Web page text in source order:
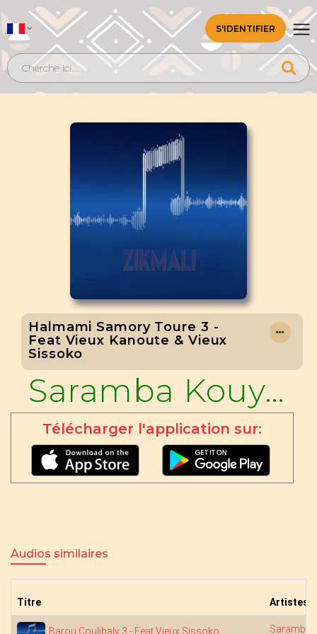
S'IDENTIFIER
Halmami Samory Toure 3 -
Feat Vieux Kanoute & Vieux
Sissoko
Saramba Kouyaté
Télécharger l'application sur:
Audios similaires
Titre Artistes
Barou Coulibaly 3 - Feat Vieux Sissoko Saramba